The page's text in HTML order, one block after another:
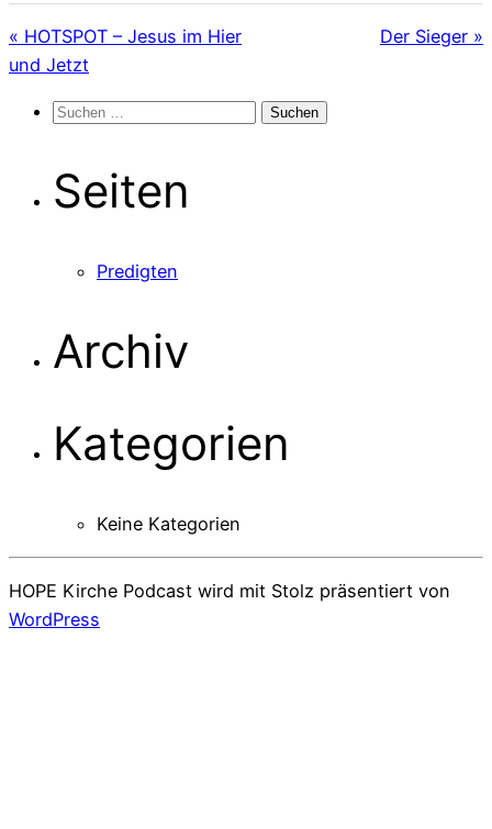
« HOTSPOT – Jesus im Hier
und Jetzt
Der Sieger »
Suchen
Seiten
Predigten
Archiv
Kategorien
Keine Kategorien
HOPE Kirche Podcast wird mit Stolz präsentiert von
WordPress